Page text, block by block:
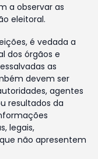
a observar as
eleitoral.
é vedada a
dos órgãos e
as
devem ser
agentes
resultados da
legais,
não apresentem